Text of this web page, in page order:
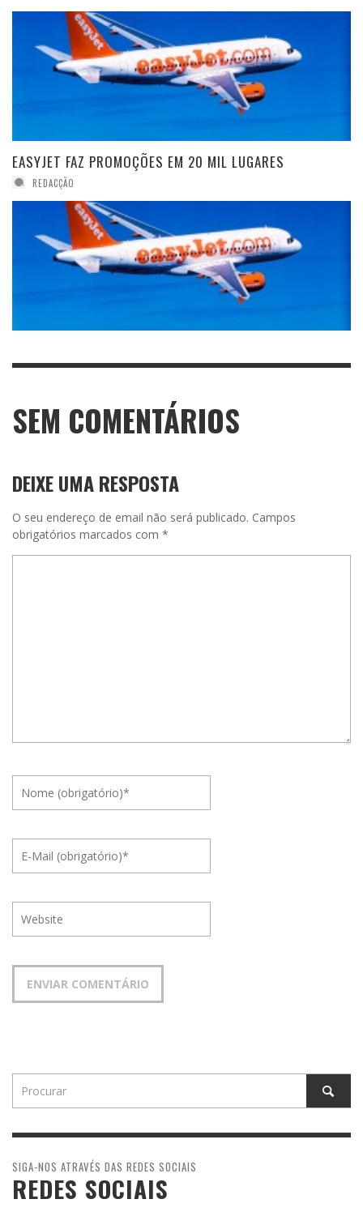
EASYJET FAZ PROMOÇÕES EM 20 MIL LUGARES
REDACÇÃO
SEM COMENTÁRIOS
DEIXE UMA RESPOSTA
O seu endereço de email não será publicado. Campos
obrigatórios marcados com *
SIGA-NOS ATRAVÉS DAS REDES SOCIAIS
REDES SOCIAIS